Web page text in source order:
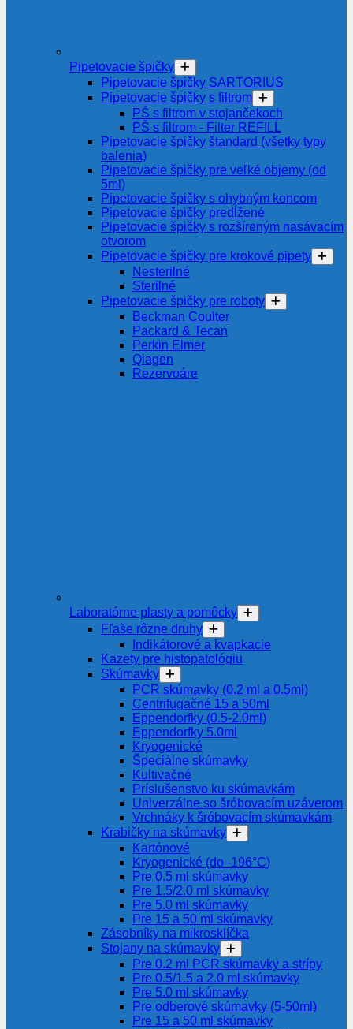
Pipetovacie špičky
Pipetovacie špičky SARTORIUS
Pipetovacie špičky s filtrom
PŠ s filtrom v stojančekoch
PŠ s filtrom - Filter REFILL
Pipetovacie špičky štandard (všetky typy
balenia)
Pipetovacie špičky pre veľké objemy (od
5ml)
Pipetovacie špičky s ohybným koncom
Pipetovacie špičky predĺžené
Pipetovacie špičky s rozšíreným nasávacím
otvorom
Pipetovacie špičky pre krokové pipety
Nesterilné
Sterilné
Pipetovacie špičky pre roboty
Beckman Coulter
Packard & Tecan
Perkin Elmer
Qiagen
Rezervoáre
Laboratórne plasty a pomôcky
Fľaše rôzne druhy
Indikátorové a kvapkacie
Kazety pre histopatológiu
Skúmavky
PCR skúmavky (0.2 ml a 0.5ml)
Centrifugačné 15 a 50ml
Eppendorfky (0.5-2.0ml)
Eppendorfky 5.0ml
Kryogenické
Špeciálne skúmavky
Kultivačné
Príslušenstvo ku skúmavkám
Univerzálne so šróbovacím uzáverom
Vrchnáky k šróbovacím skúmavkám
Krabičky na skúmavky
Kartónové
Kryogenické (do -196°C)
Pre 0.5 ml skúmavky
Pre 1.5/2.0 ml skúmavky
Pre 5.0 ml skúmavky
Pre 15 a 50 ml skúmavky
Zásobníky na mikrosklíčka
Stojany na skúmavky
Pre 0.2 ml PCR skúmavky a strípy
Pre 0.5/1.5 a 2.0 ml skúmavky
Pre 5.0 ml skúmavky
Pre odberové skúmavky (5-50ml)
Pre 15 a 50 ml skúmavky